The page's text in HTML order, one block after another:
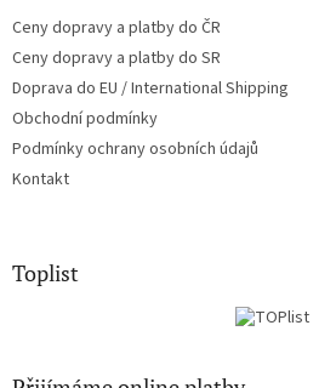
Ceny dopravy a platby do ČR
Ceny dopravy a platby do SR
Doprava do EU / International Shipping
Obchodní podmínky
Podmínky ochrany osobních údajů
Kontakt
Toplist